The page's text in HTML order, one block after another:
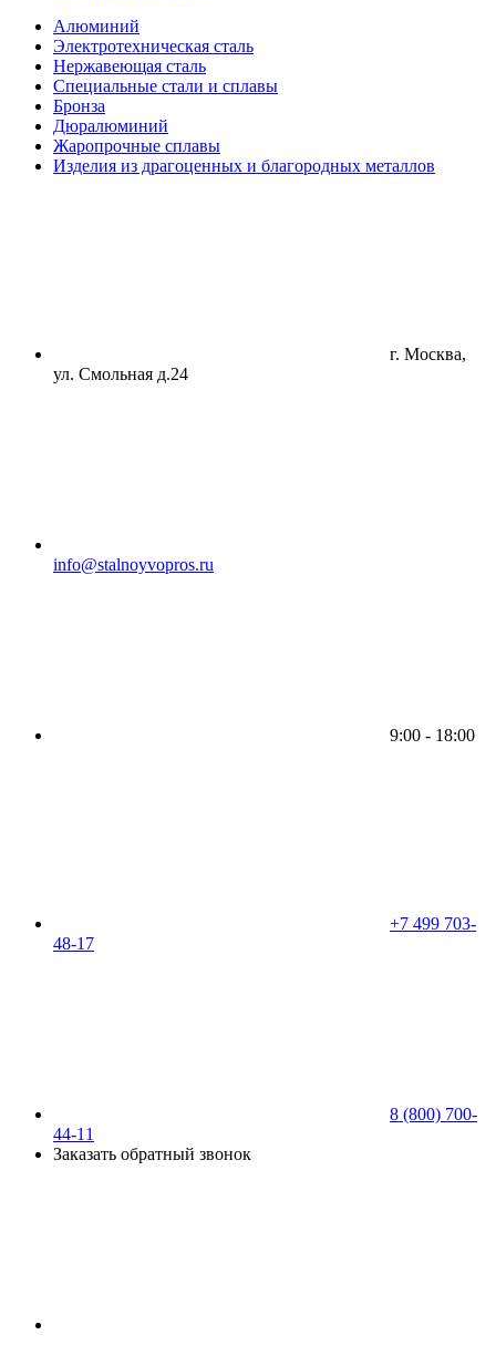
Алюминий
Электротехническая сталь
Нержавеющая сталь
Специальные стали и сплавы
Бронза
Дюралюминий
Жаропрочные сплавы
Изделия из драгоценных и благородных металлов
г. Москва,
ул. Смольная д.24
info@stalnoyvopros.ru
9:00 - 18:00
+7 499 703-
48-17
8 (800) 700-
44-11
Заказать обратный звонок